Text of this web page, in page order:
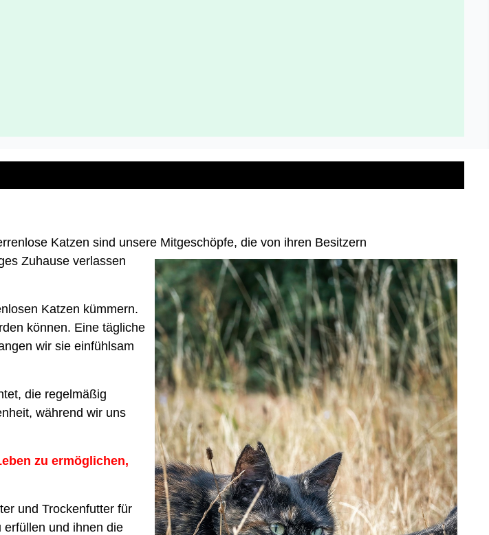
Katzen sind unsere Mitgeschöpfe, die von ihren Besitzern
Zuhause verlassen
Katzen kümmern.
können. Eine tägliche
wir sie einfühlsam
die regelmäßig
während wir uns
zu ermöglichen,
und Trockenfutter für
und ihnen die